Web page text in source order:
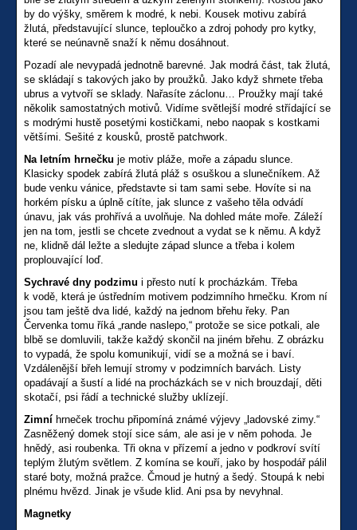
by do výšky, směrem k modré, k nebi. Kousek motivu zabírá
žlutá, představující slunce, teploučko a zdroj pohody pro kytky,
které se neúnavně snaží k němu dosáhnout.
Pozadí ale nevypadá jednotně barevné. Jak modrá část, tak žlutá,
se skládají s takových jako by proužků. Jako když shrnete třeba
ubrus a vytvoří se sklady. Nařasíte záclonu… Proužky mají také
několik samostatných motivů. Vidíme světlejší modré střídající se
s modrými hustě posetými kostičkami, nebo naopak s kostkami
většími. Sešité z kousků, prostě patchwork.
Na letním hrnečku je motiv pláže, moře a západu slunce.
Klasicky spodek zabírá žlutá pláž s osuškou a slunečníkem. Až
bude venku vánice, představte si tam sami sebe. Hovíte si na
horkém písku a úplně cítíte, jak slunce z vašeho těla odvádí
únavu, jak vás prohřívá a uvolňuje. Na dohled máte moře. Záleží
jen na tom, jestli se chcete zvednout a vydat se k němu. A když
ne, klidně dál ležte a sledujte západ slunce a třeba i kolem
proplouvající loď.
Sychravé dny podzimu i přesto nutí k procházkám. Třeba
k vodě, která je ústředním motivem podzimního hrnečku. Krom ní
jsou tam ještě dva lidé, každý na jednom břehu řeky. Pan
Červenka tomu říká „rande naslepo,“ protože se sice potkali, ale
blbě se domluvili, takže každý skončil na jiném břehu. Z obrázku
to vypadá, že spolu komunikují, vidí se a možná se i baví.
Vzdálenější břeh lemují stromy v podzimních barvách. Listy
opadávají a šustí a lidé na procházkách se v nich brouzdají, děti
skotačí, psi řádí a technické služby uklízejí.
Zimní hrneček trochu připomíná známé výjevy „ladovské zimy.“
Zasněžený domek stojí sice sám, ale asi je v něm pohoda. Je
hnědý, asi roubenka. Tři okna v přízemí a jedno v podkroví svítí
teplým žlutým světlem. Z komína se kouří, jako by hospodář pálil
staré boty, možná pražce. Čmoud je hutný a šedý. Stoupá k nebi
plnému hvězd. Jinak je všude klid. Ani psa by nevyhnal.
Magnetky